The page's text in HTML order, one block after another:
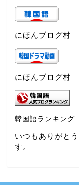
にほんブログ村
にほんブログ村
韓国語ランキング
いつもありがと
す。